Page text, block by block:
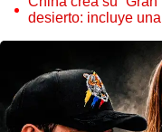
desierto: incluye